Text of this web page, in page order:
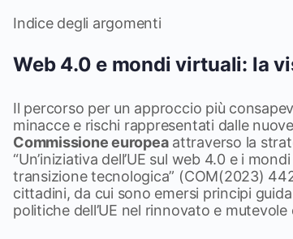
Indice degli argomenti
Web 4.0 e mondi virtuali: la
Il percorso per un approccio più
minacce e rischi rappresentati dalle
Commissione europeaattraverso la
“Un’iniziativa dell’UE sul web 4.0 e i
transizione tecnologica” (COM(2023)
cittadini, da cui sono emersi principi
politiche dell’UE nel rinnovato e